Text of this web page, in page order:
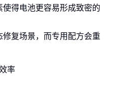
得电池更容易形成致密的
复场景，而专用配方会重
率